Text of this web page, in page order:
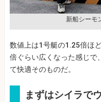
新船シーモ
数値上は1号艇の1.25倍ほ
倍ぐらい広くなった感じで
て快適そのものだ。
まずはシイラで